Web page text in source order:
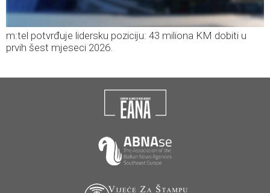
m:tel potvrđuje lidersku poziciju: 43 miliona KM dobiti u
prvih šest mjeseci 2026.